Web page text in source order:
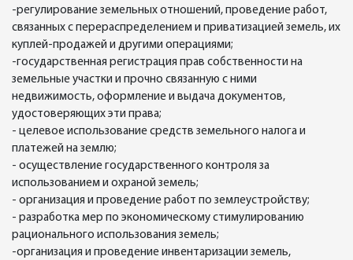
-регулирование земельных отношений, проведение работ,
связанных с перераспределением и приватизацией земель, их
куплей-продажей и другими операциями;
-государственная регистрация прав собственности на
земельные участки и прочно связанную с ними
недвижимость, оформление и выдача документов,
удостоверяющих эти права;
- целевое использование средств земельного налога и
платежей на землю;
- осуществление государственного контроля за
использованием и охраной земель;
- организация и проведение работ по землеустройству;
- разработка мер по экономическому стимулированию
рационального использования земель;
-организация и проведение инвентаризации земель,